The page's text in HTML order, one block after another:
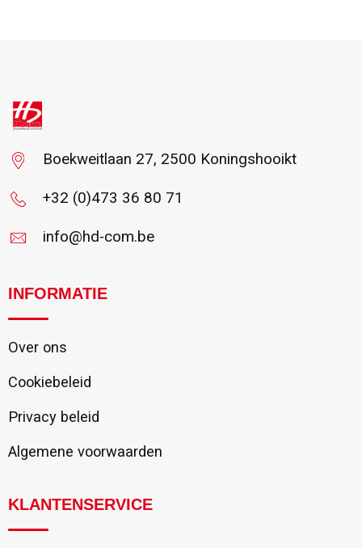
Boekweitlaan 27, 2500 Koningshooikt
+32 (0)473 36 80 71
info@hd-com.be
INFORMATIE
Over ons
Cookiebeleid
Privacy beleid
Algemene voorwaarden
KLANTENSERVICE